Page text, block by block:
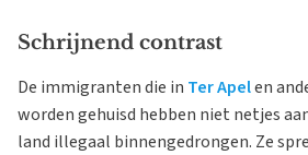
Schrijnend contrast
De immigranten die in Ter Apelen
worden gehuisd hebben niet netjes
land illegaal binnengedrongen. Ze